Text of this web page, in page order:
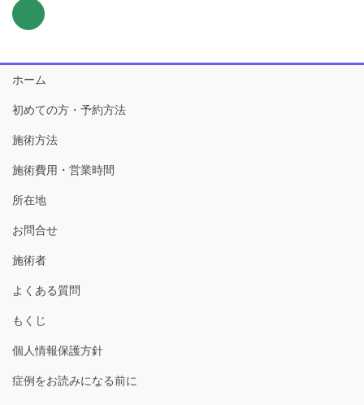
ホーム
初めての方・予約方法
施術方法
施術費用・営業時間
所在地
お問合せ
施術者
よくある質問
もくじ
個人情報保護方針
症例をお読みになる前に